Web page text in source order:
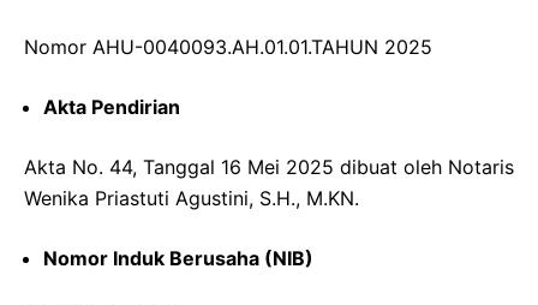
Nomor AHU-0040093.AH.01.01.TAHUN 2025
Akta Pendirian
Akta No. 44, Tanggal 16 Mei 2025 dibuat oleh Notaris
Wenika Priastuti Agustini, S.H., M.KN.
Nomor Induk Berusaha (NIB)